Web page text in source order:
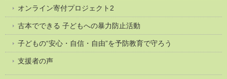
オンライン寄付プロジェクト2
古本でできる 子どもへの暴力防止活動
子どもの“安心・自信・自由”を予防教育で守ろう
支援者の声